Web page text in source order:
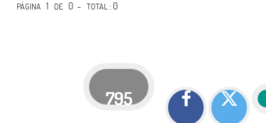
PÁGINA 1 DE 0 -TOTAL: 0
795